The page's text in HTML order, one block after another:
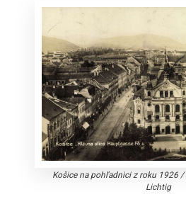
Košice na pohľadnici z roku 1926/
Lichtig